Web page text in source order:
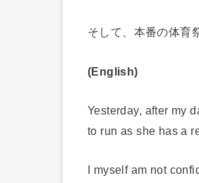
そして、本番の体育
(English)
Yesterday, after my
to run as she has a
I myself am not